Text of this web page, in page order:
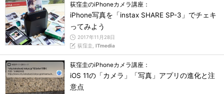
荻窪圭のiPhoneカメラ講座：
iPhone写真を「instax SHARE SP-3」でチェキ
ってみよう
2017年11月28日
荻窪圭, ITmedia
荻窪圭のiPhoneカメラ講座：
iOS 11の「カメラ」「写真」アプリの進化と注
意点